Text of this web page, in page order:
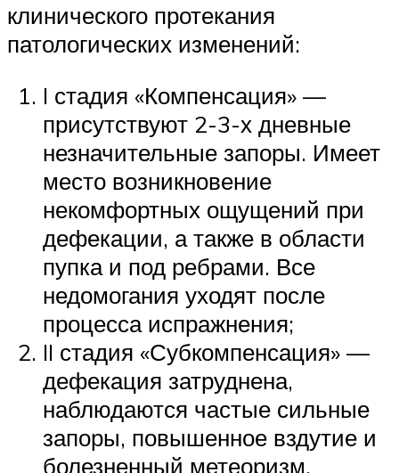
клинического протекания
патологических изменений:
I стадия «Компенсация» —
присутствуют 2-3-х дневные
незначительные запоры. Имеет
место возникновение
некомфортных ощущений при
дефекации, а также в области
пупка и под ребрами. Все
недомогания уходят после
процесса испражнения;
II стадия «Субкомпенсация» —
дефекация затруднена,
наблюдаются частые сильные
запоры, повышенное вздутие и
болезненный метеоризм.